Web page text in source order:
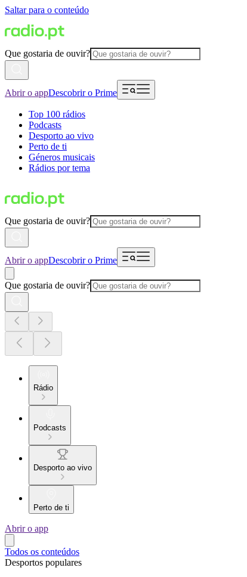
Saltar para o conteúdo
Que gostaria de ouvir?
Abrir o appDescobrir o Prime
Top 100 rádios
Podcasts
Desporto ao vivo
Perto de ti
Géneros musicais
Rádios por tema
Que gostaria de ouvir?
Abrir o appDescobrir o Prime
Que gostaria de ouvir?
Rádio
Podcasts
Desporto ao vivo
Perto de ti
Abrir o app
Todos os conteúdos
Desportos populares